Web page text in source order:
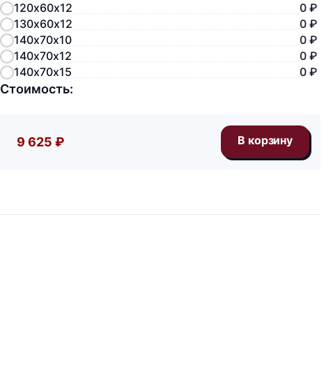
120х60х12
0 ₽
130х60х12
0 ₽
140х70х10
0 ₽
140х70х12
0 ₽
140х70х15
0 ₽
Стоимость:
9 625 ₽